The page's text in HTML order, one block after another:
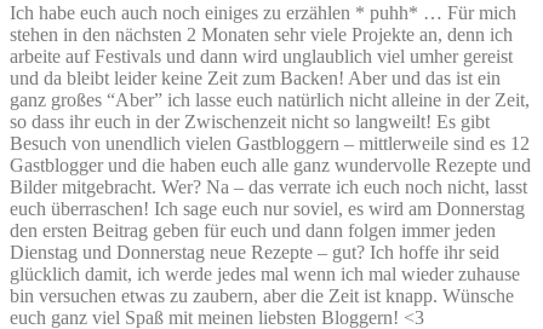
Ich habe euch auch noch einiges zu erzählen * puhh* … Für mich
stehen in den nächsten 2 Monaten sehr viele Projekte an, denn ich
arbeite auf Festivals und dann wird unglaublich viel umher gereist
und da bleibt leider keine Zeit zum Backen! Aber und das ist ein
ganz großes “Aber” ich lasse euch natürlich nicht alleine in der Zeit,
so dass ihr euch in der Zwischenzeit nicht so langweilt! Es gibt
Besuch von unendlich vielen Gastbloggern – mittlerweile sind es 12
Gastblogger und die haben euch alle ganz wundervolle Rezepte und
Bilder mitgebracht. Wer? Na – das verrate ich euch noch nicht, lasst
euch überraschen! Ich sage euch nur soviel, es wird am Donnerstag
den ersten Beitrag geben für euch und dann folgen immer jeden
Dienstag und Donnerstag neue Rezepte – gut? Ich hoffe ihr seid
glücklich damit, ich werde jedes mal wenn ich mal wieder zuhause
bin versuchen etwas zu zaubern, aber die Zeit ist knapp. Wünsche
euch ganz viel Spaß mit meinen liebsten Bloggern! <3